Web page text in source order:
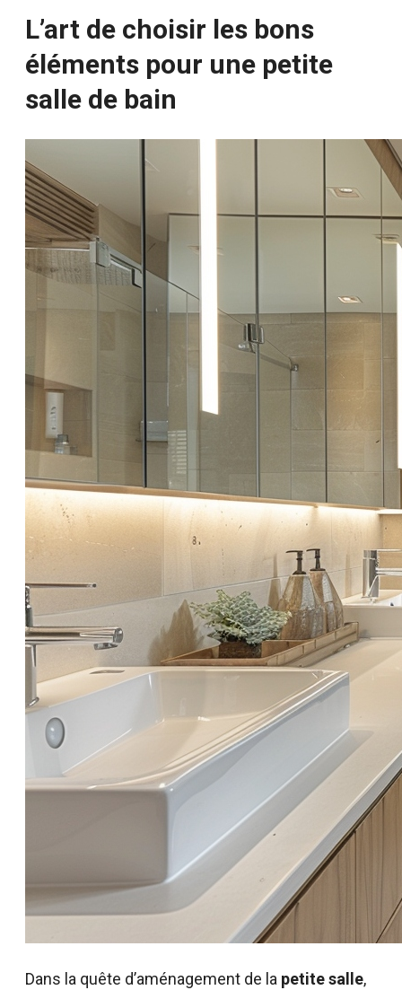
L’art de choisir les bons
éléments pour une petite
salle de bain
Dans la quête d’aménagement de la petite salle,